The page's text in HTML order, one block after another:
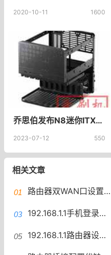
2020-10-11 1600
乔思伯发布N8迷你ITX机箱，专为NAS打造，支持8块3.5英寸硬盘扩展
2023-07-12 550
相关文章
路由器双WAN口设置一些常见问题路由器双WAN口设置踩坑
192.168.1.1手机登录路由器修改wifi密码？
192.168.1.1路由器设置教程访问192.168.1.1的方法